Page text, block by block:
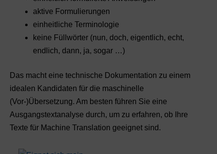
aktive Formulierungen
einheitliche Terminologie
keine Füllwörter (nun, doch, eigentlich, echt,
endlich, dann, ja, sogar …)
Das macht eine technische Dokumentation zu einem
idealen Kandidaten für die maschinelle
(Vor-)Übersetzung. Am besten führen Sie eine
Ausgangstextanalyse durch, um zu erfahren, ob Ihre
Texte für Machine Translation geeignet sind.